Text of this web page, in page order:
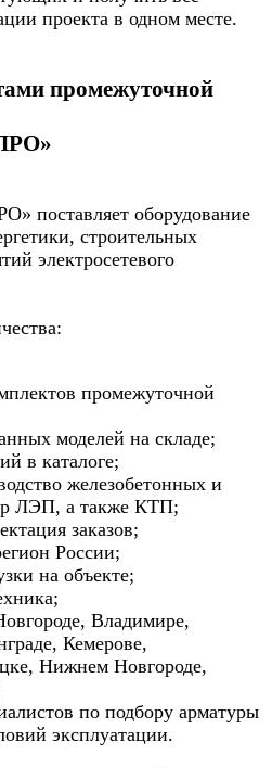
проекта в одном месте.
промежуточной
поставляет оборудование
строительных
электросетевого
промежуточной
моделей на складе;
в каталоге;
железобетонных и
ЛЭП, а также КТП;
заказов;
России;
на объекте;
Владимире,
Кемерове,
Нижнем Новгороде,
по подбору арматуры
эксплуатации.